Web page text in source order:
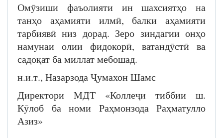
Омӯзиши фаъолияти ин шахсиятҳо на
танҳо аҳамияти илмӣ, балки аҳамияти
тарбиявӣ низ дорад. Зеро зиндагии онҳо
намунаи олии фидокорӣ, ватандӯстӣ ва
садоқат ба миллат мебошад.
н.и.т., Назарзода Ҷумахон Шамс
Директори МДТ «Коллеҷи тиббии ш.
Кӯлоб ба номи Раҳмонзода Раҳматулло
Азиз»